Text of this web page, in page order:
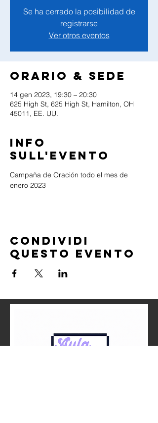
Se ha cerrado la posibilidad de
registrarse
Ver otros eventos
Orario & Sede
14 gen 2023, 19:30 – 20:30
625 High St, 625 High St, Hamilton, OH
45011, EE. UU.
Info
sull'evento
Campaña de Oración todo el mes de
enero 2023
Condividi
questo evento